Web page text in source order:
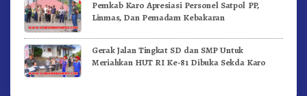
Pemkab Karo Apresiasi Personel Satpol PP,
Linmas, Dan Pemadam Kebakaran
Gerak Jalan Tingkat SD dan SMP Untuk
Meriahkan HUT RI Ke-81 Dibuka Sekda Karo